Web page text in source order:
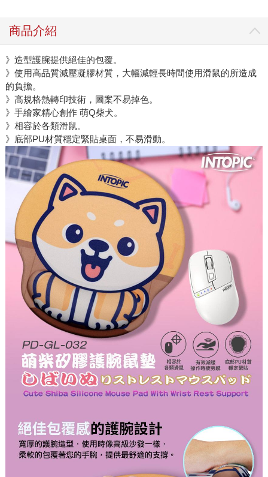
商品介紹
》造型護腕提供絕佳的包覆。
》使用高品質減壓凝膠材質，大幅減輕長時間使用滑鼠的所造成
的負擔。
》高規格熱轉印技術，圖案不易掉色。
》手繪家精心創作 萌Q柴犬。
》相容於各類滑鼠。
》底部PU材質穩定緊貼桌面，不易滑動。